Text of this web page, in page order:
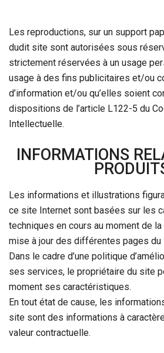
Les reproductions, sur un support
dudit site sont autorisées sous
strictement réservées à un usage
usage à des fins publicitaires et/ou
d’information et/ou qu’elles soient
dispositions de l’article L122-5 du
Intellectuelle.
INFORMATIONS
Les informations et illustrations
ce site Internet sont basées sur les
techniques en cours au moment de
mise à jour des différentes pages du
Dans le cadre d’une politique
ses services, le propriétaire du site
moment ses caractéristiques.
En tout état de cause, les
site sont des informations à
valeur contractuelle.